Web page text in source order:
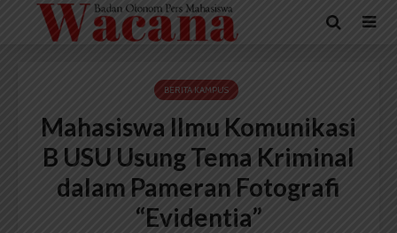
BERITA KAMPUS
Mahasiswa Ilmu Komunikasi
B USU Usung Tema Kriminal
dalam Pameran Fotografi
“Evidentia”